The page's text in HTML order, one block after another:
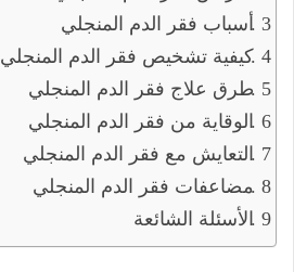
أسباب فقر الدم المنجلي
كيفية تشخيص فقر الدم المنجلي
طرق علاج فقر الدم المنجلي
الوقاية من فقر الدم المنجلي
التعايش مع فقر الدم المنجلي
مضاعفات فقر الدم المنجلي
الأسئلة الشائعة